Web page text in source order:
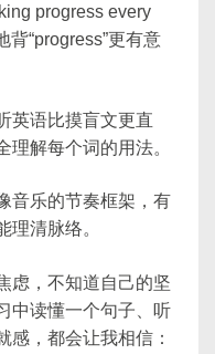
progress every
背“progress”更有意
英语比摸盲文更直
解每个词的用法。
音乐的节奏框架，有
理清脉络。
虑，不知道自己的坚
中读懂一个句子、听
感，都会让我相信：